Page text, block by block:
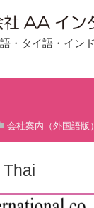
・タイ語・イン
会社案内（外国語版）